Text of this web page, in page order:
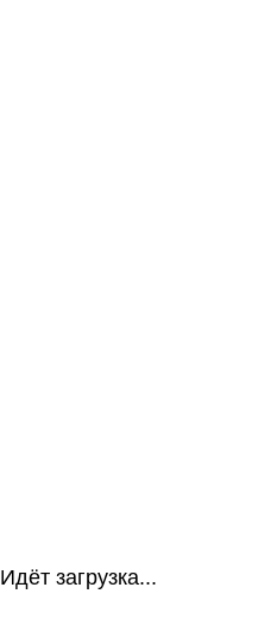
Идёт загрузка...